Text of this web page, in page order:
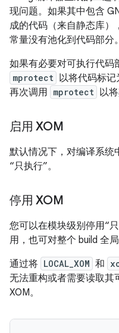
现问题。如果其中包含
成的代码（来自静态库）
常量没有池化到代码部分。
如果有必要对可执行代码
mprotect 以将代码标记
再次调用 mprotect 以
启用 XOM
默认情况下，对编译系统
“只执行”。
停用 XOM
您可以在模块级别停用“
用，也可对整个 build 全局
通过将 LOCAL_XOM 和
无法重构或者需要读取其
XOM。